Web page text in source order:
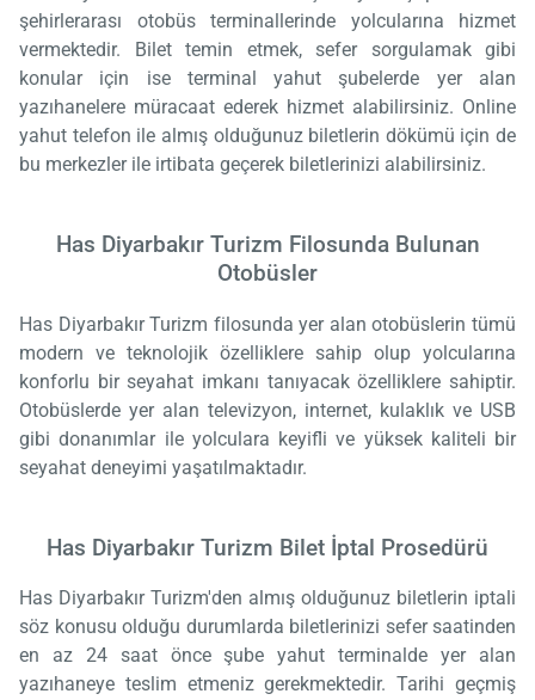
şehirlerarası otobüs terminallerinde yolcularına hizmet
vermektedir. Bilet temin etmek, sefer sorgulamak gibi
konular için ise terminal yahut şubelerde yer alan
yazıhanelere müracaat ederek hizmet alabilirsiniz. Online
yahut telefon ile almış olduğunuz biletlerin dökümü için de
bu merkezler ile irtibata geçerek biletlerinizi alabilirsiniz.
Has Diyarbakır Turizm Filosunda Bulunan
Otobüsler
Has Diyarbakır Turizm filosunda yer alan otobüslerin tümü
modern ve teknolojik özelliklere sahip olup yolcularına
konforlu bir seyahat imkanı tanıyacak özelliklere sahiptir.
Otobüslerde yer alan televizyon, internet, kulaklık ve USB
gibi donanımlar ile yolculara keyifli ve yüksek kaliteli bir
seyahat deneyimi yaşatılmaktadır.
Has Diyarbakır Turizm Bilet İptal Prosedürü
Has Diyarbakır Turizm'den almış olduğunuz biletlerin iptali
söz konusu olduğu durumlarda biletlerinizi sefer saatinden
en az 24 saat önce şube yahut terminalde yer alan
yazıhaneye teslim etmeniz gerekmektedir. Tarihi geçmiş